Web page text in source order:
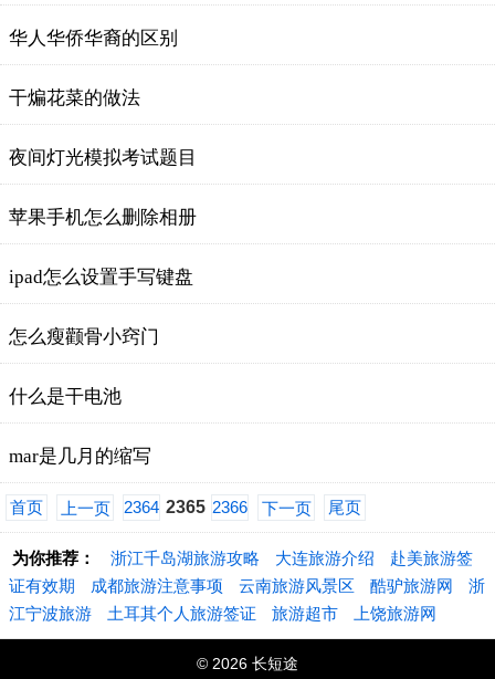
华人华侨华裔的区别
干煸花菜的做法
夜间灯光模拟考试题目
苹果手机怎么删除相册
ipad怎么设置手写键盘
怎么瘦颧骨小窍门
什么是干电池
mar是几月的缩写
首页 上一页 2364 2365 2366 下一页 尾页
为你推荐： 浙江千岛湖旅游攻略 大连旅游介绍
赴美旅游签
证有效期
成都旅游注意事项 云南旅游风景区 酷驴旅游网
浙
江宁波旅游
土耳其个人旅游签证 旅游超市 上饶旅游网
© 2026 长短途